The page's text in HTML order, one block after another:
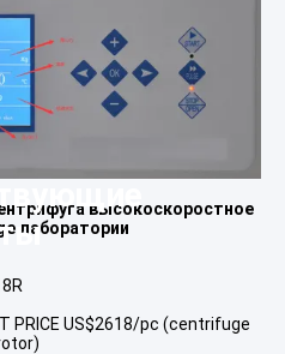
высокоскоростное
лаборатории
PRICE US$2618/pc (centrifuge